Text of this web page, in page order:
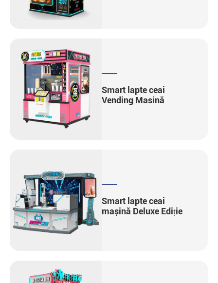
Smart lapte ceai
Vending Masină
Smart lapte ceai
mașină Deluxe Ediție